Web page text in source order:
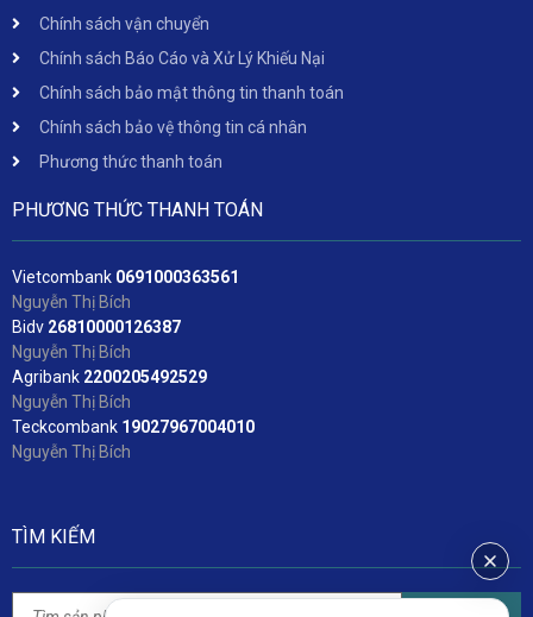
Chính sách vận chuyển
Chính sách Báo Cáo và Xử Lý Khiếu Nại
Chính sách bảo mật thông tin thanh toán
Chính sách bảo vệ thông tin cá nhân
Phương thức thanh toán
PHƯƠNG THỨC THANH TOÁN
Vietcombank 0691000363561
Nguyễn Thị Bích
Bidv 26810000126387
Nguyễn Thị Bích
Agribank 2200205492529
Nguyễn Thị Bích
Teckcombank 19027967004010
Nguyễn Thị Bích
TÌM KIẾM